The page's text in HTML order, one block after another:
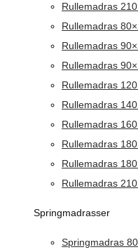
Rullemadras
Rullemadras
Rullemadras
Rullemadras
Rullemadras
Rullemadras
Rullemadras
Rullemadras
Rullemadras
Rullemadras
Springmadrasser
Springmadras